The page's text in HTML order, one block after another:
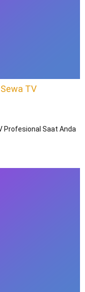
TV
Profesional Saat Anda